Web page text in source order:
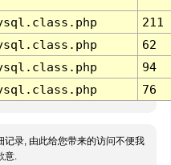
211
62
94
76
记录, 由此给您带来的访问不便我
意.